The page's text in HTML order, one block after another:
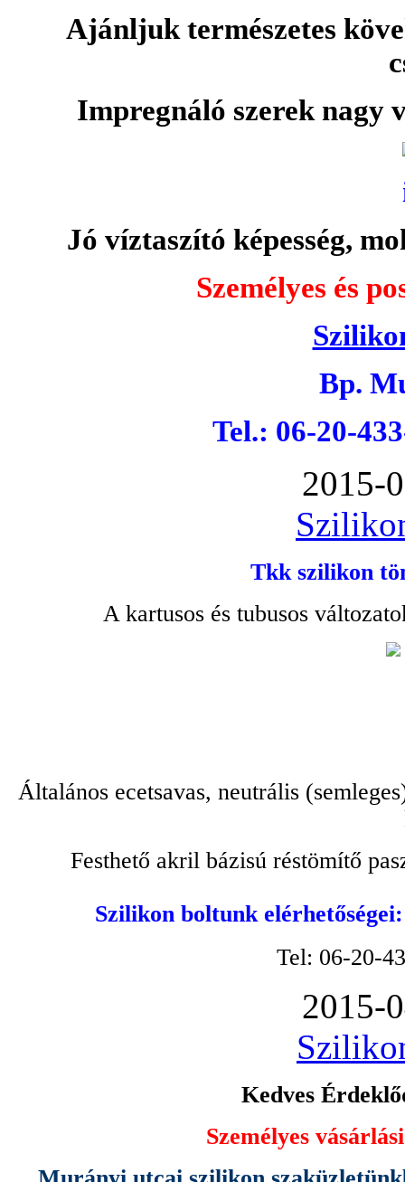
Ajánljuk természetes
Impregnáló szerek
Jó víztaszító képesség,
Személyes és
Bp.
Tel.: 06-20-
2015-
Tkk szilikon
A kartusos és tubusos
Általános ecetsavas, neutrális
Festhető akril bázisú réstömítő
Szilikon boltunk
Tel: 06-20-
2015-
Kedves
Személyes